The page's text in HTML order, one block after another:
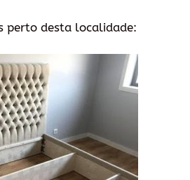
perto desta localidade: